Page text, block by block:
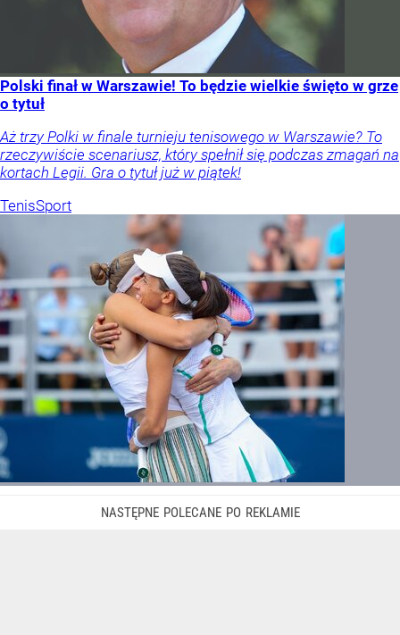
Polski finał w Warszawie! To będzie wielkie święto w grze
o tytuł
Aż trzy Polki w finale turnieju tenisowego w Warszawie? To
rzeczywiście scenariusz, który spełnił się podczas zmagań na
kortach Legii. Gra o tytuł już w piątek!
TenisSport